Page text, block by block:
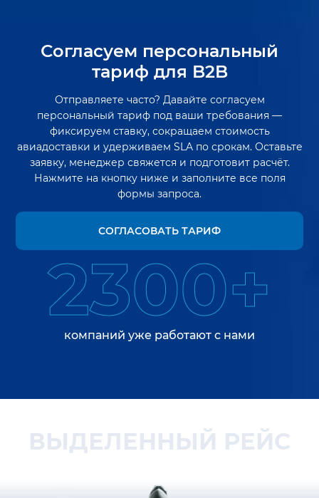
Согласуем персональный
тариф для B2B
Отправляете часто? Давайте согласуем
персональный тариф под ваши требования —
фиксируем ставку, сокращаем стоимость
авиадоставки и удерживаем SLA по срокам. Оставьте
заявку, менеджер свяжется и подготовит расчёт.
Нажмите на кнопку ниже и заполните все поля
формы запроса.
СОГЛАСОВАТЬ ТАРИФ
2300+
компаний уже работают с нами
ВЫДЕЛЕННЫЙ РЕЙС